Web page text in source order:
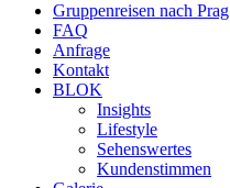
Gruppenreisen nach Prag
FAQ
Anfrage
Kontakt
BLOK
Insights
Lifestyle
Sehenswertes
Kundenstimmen